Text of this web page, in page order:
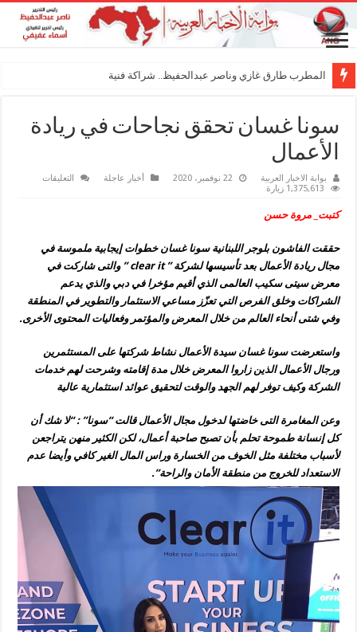
المطرب طارق غازي وناصر عبدالحفيظ.. شراكة فنية ترسم ملامح مستقبل ا
سونا غسان تحقق نجاحات في ريادة
الأعمال
بوابة الاخبار العربية 22 نوفمبر، 2020 أخبار عاجلة التعليقات
الأعمال
1,375,613 زيارة
كتبت_ مروة حسن
حققت الفاشون بلوجر اللبنانية سونا غسان خطوات إيجابية ملموسة في
مجال ريادة الأعمال بعد تأسيسها لشركة ” clear it ” والتى شاركت في
معرض سيتى سكيب العالمى الذي أقيم مؤخرا في دبي والذي يدعم
الشراكات وخلق الفرص التي تعزّز مساعي الاستثمار والتطوير في المنطقة
وفي شتى أنحاء العالم من خلال المعرض والمؤتمر وفعاليات المحتوى الأخرى.
واستعرضت سونا غسان سيدة الأعمال نشاط شركتها على المستثمرين
ورجال الأعمال الذين زاروا المعرض خلال مدة إقامته وشرحت لهم خدمات
الشركة وكيف توفر لهم الجهد والوقت لتحقيق عوائد استثمارية عالية
وعن المغامرة التى خاضتها لدخول مجال الأعمال قالت “سونا” : “لا شك أن
كل إنسانة طموحة تحلم بأن تصبح صاحبة أعمال، لكن الكثير منهن يتراجعن
لأسباب مختلفة مثل الخوف من الخسارة وراس المال الغير كافي وأيضا عدم
الاستعداد للخروج من منطقة الأمان والراحة”.